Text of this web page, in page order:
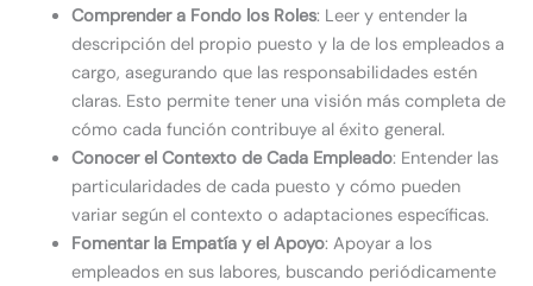
Comprender a Fondo los Roles: Leer y entender la
descripción del propio puesto y la de los empleados a
cargo, asegurando que las responsabilidades estén
claras. Esto permite tener una visión más completa de
cómo cada función contribuye al éxito general.
Conocer el Contexto de Cada Empleado: Entender las
particularidades de cada puesto y cómo pueden
variar según el contexto o adaptaciones específicas.
Fomentar la Empatía y el Apoyo: Apoyar a los
empleados en sus labores, buscando periódicamente